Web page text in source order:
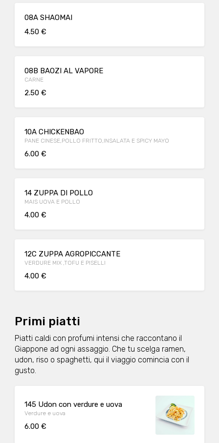
08A SHAOMAI
4.50 €
08B BAOZI AL VAPORE
CARNE
2.50 €
10A CHICKENBAO
PANE CINESE,POLLO FRITTO,INSALATA E SPICY MAYO
6.00 €
14 ZUPPA DI POLLO
MAIS UOVA E POLLO
4.00 €
12C ZUPPA AGROPICCANTE
VERDURE MIX ,TOFU E PISELLI
4.00 €
Primi piatti
Piatti caldi con profumi intensi che raccontano il
Giappone ad ogni assaggio. Che tu scelga ramen,
udon, riso o spaghetti, qui il viaggio comincia con il
gusto.
145 Udon con verdure e uova
Verdure e uova
6.00 €